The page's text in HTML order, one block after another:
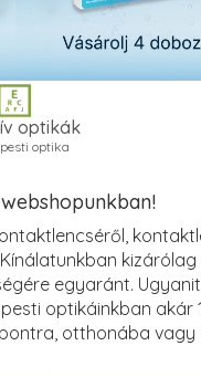
optikák
optika
egyaránt.
optikáinkban akár
otthonába vagy